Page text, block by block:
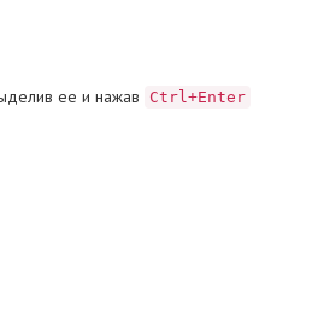
ее и нажав Ctrl+Enter